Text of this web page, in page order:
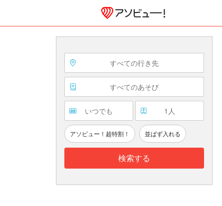
すべての行き先
すべてのあそび
いつでも 1 人
アソビュー！超特割！ 並ばず入れる
検索する